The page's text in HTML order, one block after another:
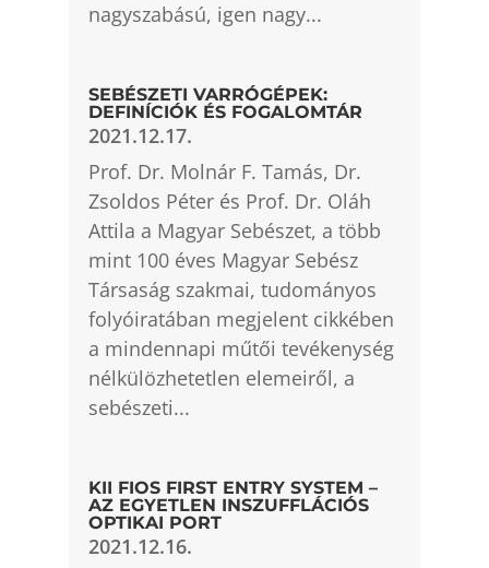
nagyszabású, igen nagy...
SEBÉSZETI VARRÓGÉPEK:
DEFINÍCIÓK ÉS FOGALOMTÁR
2021.12.17.
Prof. Dr. Molnár F. Tamás, Dr.
Zsoldos Péter és Prof. Dr. Oláh
Attila a Magyar Sebészet, a több
mint 100 éves Magyar Sebész
Társaság szakmai, tudományos
folyóiratában megjelent cikkében
a mindennapi műtői tevékenység
nélkülözhetetlen elemeiről, a
sebészeti...
KII FIOS FIRST ENTRY SYSTEM –
AZ EGYETLEN INSZUFFLÁCIÓS
OPTIKAI PORT
2021.12.16.